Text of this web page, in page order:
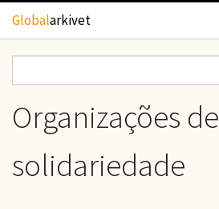
Hoppa till huvudinnehåll
Globalarkivet
TIDSKRIFTER
Sökformulär
Organizações de
solidariedade